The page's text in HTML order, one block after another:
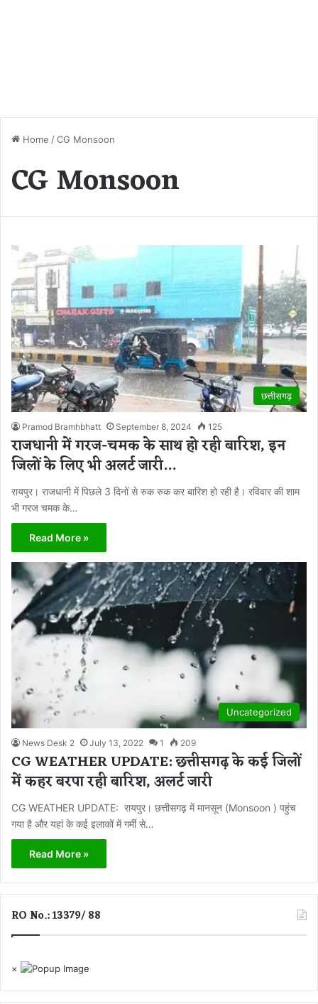
Home /CG Monsoon
CG Monsoon
छत्तीसगढ़
Pramod Bramhbhatt September 8, 2024 125
राजधानी में गरज-चमक के साथ हो रही बारिश, इन
जिलों के लिए भी अलर्ट जारी…
रायपुर। राजधानी में पिछले 3 दिनों से रुक रुक कर बारिश हो रही है। रविवार की शाम
भी गरज चमक के…
Read More »
Uncategorized
News Desk 2 July 13, 2022 1 209
CG WEATHER UPDATE: छत्तीसगढ़ के कई जिलों
में कहर बरपा रही बारिश, अलर्ट जारी
CG WEATHER UPDATE: रायपुर। छत्तीसगढ़ में मानसून (Monsoon ) पहुंच
गया है और यहां के कई इलाकों में गर्मी से…
Read More »
RO No.: 13379/ 88
×